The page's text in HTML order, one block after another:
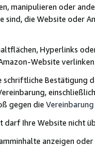
manipulieren oder
sind, die Website oder
Hyperlinks
Website
schriftliche
gegen die Vereinbarung
darf Ihre Website nicht
anzeigen